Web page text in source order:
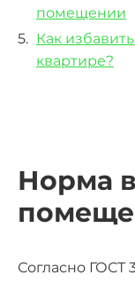
помещении
Как
квартире?
Норма
Согласно ГОСТ